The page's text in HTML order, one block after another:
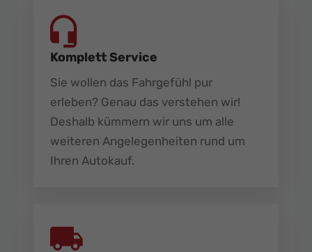
Komplett Service
Sie wollen das Fahrgefühl pur
erleben? Genau das verstehen wir!
Deshalb kümmern wir uns um alle
weiteren Angelegenheiten rund um
Ihren Autokauf.